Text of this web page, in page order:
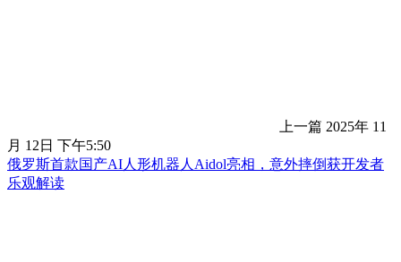
上一篇 2025年 11
月 12日 下午5:50
俄罗斯首款国产AI人形机器人Aidol亮相，意外摔倒获开发者
乐观解读